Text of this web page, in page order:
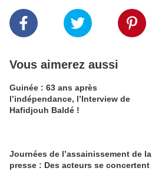
Vous aimerez aussi
Guinée : 63 ans après
l’indépendance, l’Interview de
Hafidjouh Baldé !
Journées de l’assainissement de la
presse : Des acteurs se concertent